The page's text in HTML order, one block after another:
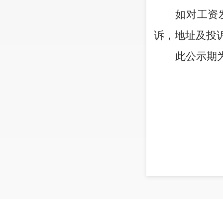
如对工资
诉，地址及投
此公示期